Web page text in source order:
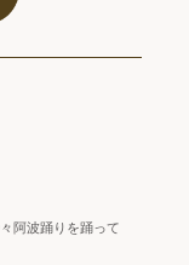
阿波踊りを踊って